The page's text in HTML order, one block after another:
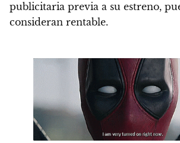
publicitaria previa a su estreno,
consideran rentable.